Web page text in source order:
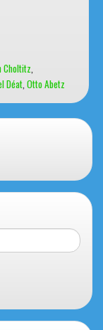
Choltitz
Déat Otto Abetz